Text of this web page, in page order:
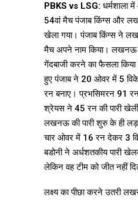
PBKS vs LSG: धर्मशाला
54वां मैच पंजाब किंग्स और
खेला गया। पंजाब किंग्स ने
मैच अपने नाम किया।
गेंदबाजी करने का फैसला किया
हुए पंजाब ने 20 ओवर में 5
रन बनाए। प्रभसिमरन 91
श्रेयस ने 45 रन की पारी
लखनऊ की पारी शुरु के ही
चार ओवर में 16 रन देकर 3
बडोनी ने अर्धशतकीय पारी
लेकिन वह टीम को जीत नहीं
लक्ष्य का पीछा करने उतरी